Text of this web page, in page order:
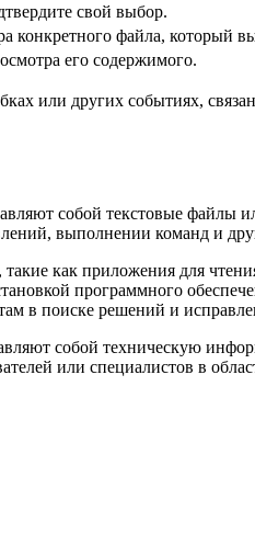
свой выбор.
конкретного файла, который
его содержимого.
или других событиях,
собой текстовые
выполнении команд и
как приложения для
программного
в поиске решений и
собой техническую
или специалистов в